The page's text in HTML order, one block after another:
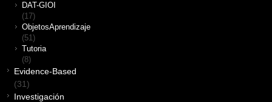
DAT-GIOI
(17)
ObjetosAprendizaje
(51)
Tutoria
(8)
Evidence-Based
(31)
Investigación